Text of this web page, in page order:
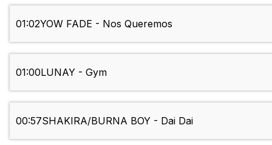
01:02YOW FADE - Nos Queremos
01:00LUNAY - Gym
00:57SHAKIRA/BURNA BOY - Dai Dai